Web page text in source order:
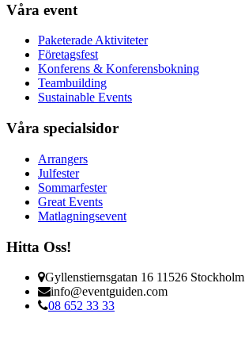
Våra event
Paketerade Aktiviteter
Företagsfest
Konferens & Konferensbokning
Teambuilding
Sustainable Events
Våra specialsidor
Arrangers
Julfester
Sommarfester
Great Events
Matlagningsevent
Hitta Oss!
Gyllenstiernsgatan 16 11526 Stockholm
info@eventguiden.com
08 652 33 33